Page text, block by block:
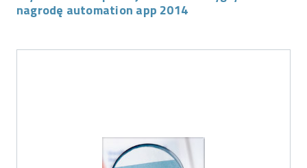
nagrodę automation app 2014